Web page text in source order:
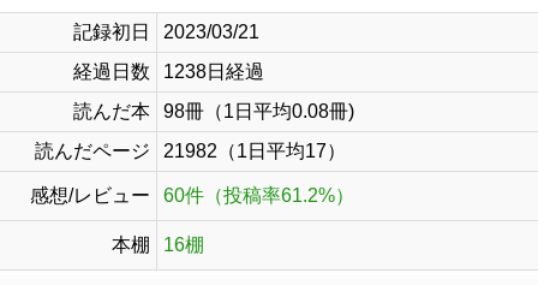
記録初日
2023/03/21
経過日数
1238日経過
読んだ本
98冊（1日平均0.08冊)
読んだページ
21982（1日平均17）
感想/レビュー 60件（投稿率61.2%）
本棚 16棚